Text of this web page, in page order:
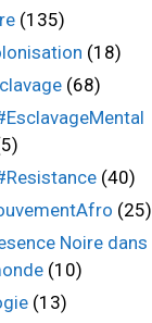
(135)
(18)
(68)
(40)
(25)
Noire dans
(10)
(13)